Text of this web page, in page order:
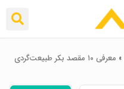
»
معرفی ۱۰ مقصد بکر طبیعت‌گردی